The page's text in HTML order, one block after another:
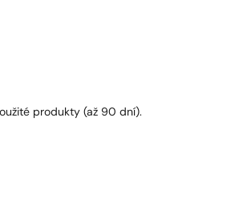
produkty (až 90 dní).